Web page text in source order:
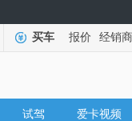
买车 报价 经销商
试驾 爱卡视频